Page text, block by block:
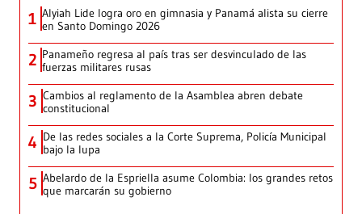
1 Alyiah Lide logra oro en gimnasia y Panamá alista su cierre
en Santo Domingo 2026
2 Panameño regresa al país tras ser desvinculado de las
fuerzas militares rusas
3 Cambios al reglamento de la Asamblea abren debate
constitucional
4 De las redes sociales a la Corte Suprema, Policía Municipal
bajo la lupa
5 Abelardo de la Espriella asume Colombia: los grandes retos
que marcarán su gobierno